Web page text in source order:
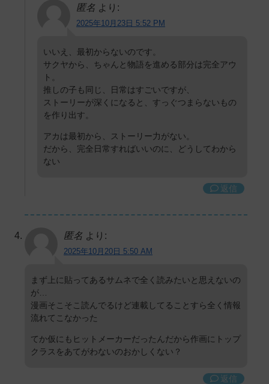
匿名 より:
2025年10月23日 5:52 PM
いいえ、最初からないのです。
サクヤから、ちゃんと物語を進める部分は完全アウ
ト。
推しの子も同じ、日常はすごいですが、
ストーリーが深くになると、すっぐつまらないもの
を作り出す。
アカは最初から、ストーリー力がない。
だから、完全日常すればいいのに、どうしてわから
ない
返信
匿名 より:
2025年10月20日 5:50 AM
まず上に貼ってあるサムネで全く読みたいと思えないの
が…
漫画そこそこ読んでるけど連載してることすら全く情報
流れてこなかった
てか仮にもヒットメーカーだったんだから作画にトップ
クラスをあてがわないのおかしくない？
返信